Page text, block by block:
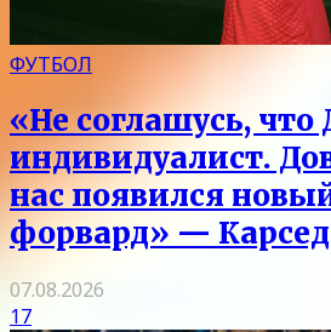
ФУТБОЛ
«Не соглашусь, что
индивидуалист.
нас появился
форвард» —
07.08.2026
17